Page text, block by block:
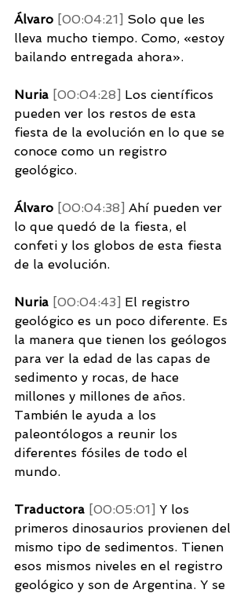
Álvaro [00:04:21] Solo que les
lleva mucho tiempo. Como, «estoy
bailando entregada ahora».
Nuria [00:04:28] Los científicos
pueden ver los restos de esta
fiesta de la evolución en lo que se
conoce como un registro
geológico.
Álvaro [00:04:38] Ahí pueden ver
lo que quedó de la fiesta, el
confeti y los globos de esta fiesta
de la evolución.
Nuria [00:04:43] El registro
geológico es un poco diferente. Es
la manera que tienen los geólogos
para ver la edad de las capas de
sedimento y rocas, de hace
millones y millones de años.
También le ayuda a los
paleontólogos a reunir los
diferentes fósiles de todo el
mundo.
Traductora [00:05:01] Y los
primeros dinosaurios provienen del
mismo tipo de sedimentos. Tienen
esos mismos niveles en el registro
geológico y son de Argentina. Y se